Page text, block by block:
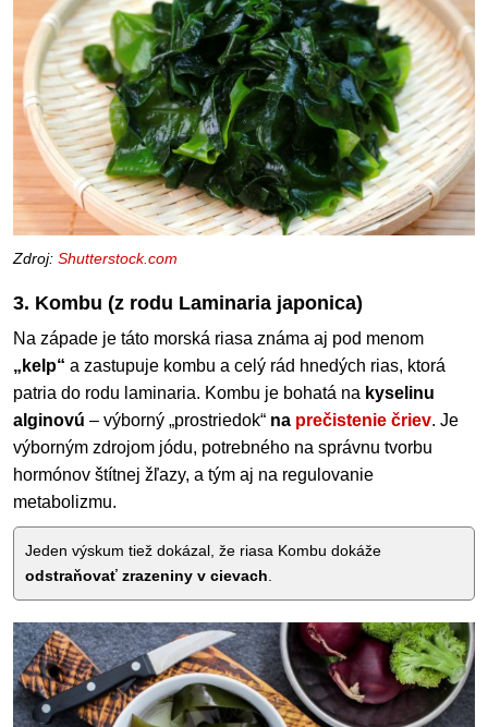
Zdroj: Shutterstock.com
3. Kombu (z rodu Laminaria japonica)
Na západe je táto morská riasa známa aj pod menom
„kelp“ a zastupuje kombu a celý rád hnedých rias, ktorá
patria do rodu laminaria. Kombu je bohatá na kyselinu
alginovú – výborný „prostriedok“ na prečistenie čriev. Je
výborným zdrojom jódu, potrebného na správnu tvorbu
hormónov štítnej žľazy, a tým aj na regulovanie
metabolizmu.
Jeden výskum tiež dokázal, že riasa Kombu dokáže
odstraňovať zrazeniny v cievach